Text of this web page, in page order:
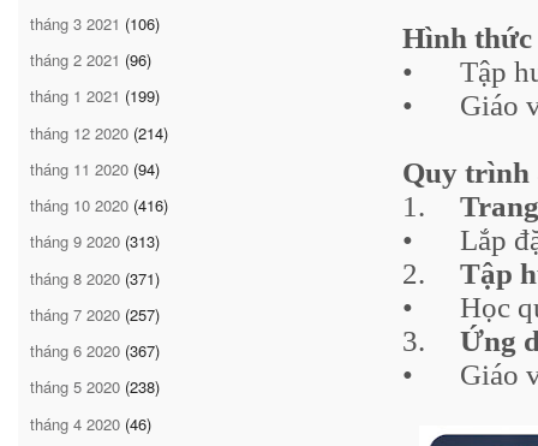
tháng 3 2021 (106)
tháng 2 2021 (96)
tháng 1 2021 (199)
tháng 12 2020 (214)
tháng 11 2020 (94)
tháng 10 2020 (416)
tháng 9 2020 (313)
tháng 8 2020 (371)
tháng 7 2020 (257)
tháng 6 2020 (367)
tháng 5 2020 (238)
tháng 4 2020 (46)
Hình
•
Tập
•
Giáo
Quy trình
1.
•
Lắp
2.
Tập
•
Học
3.
Ứng
•
Giáo